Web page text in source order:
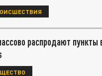
распродают пункты